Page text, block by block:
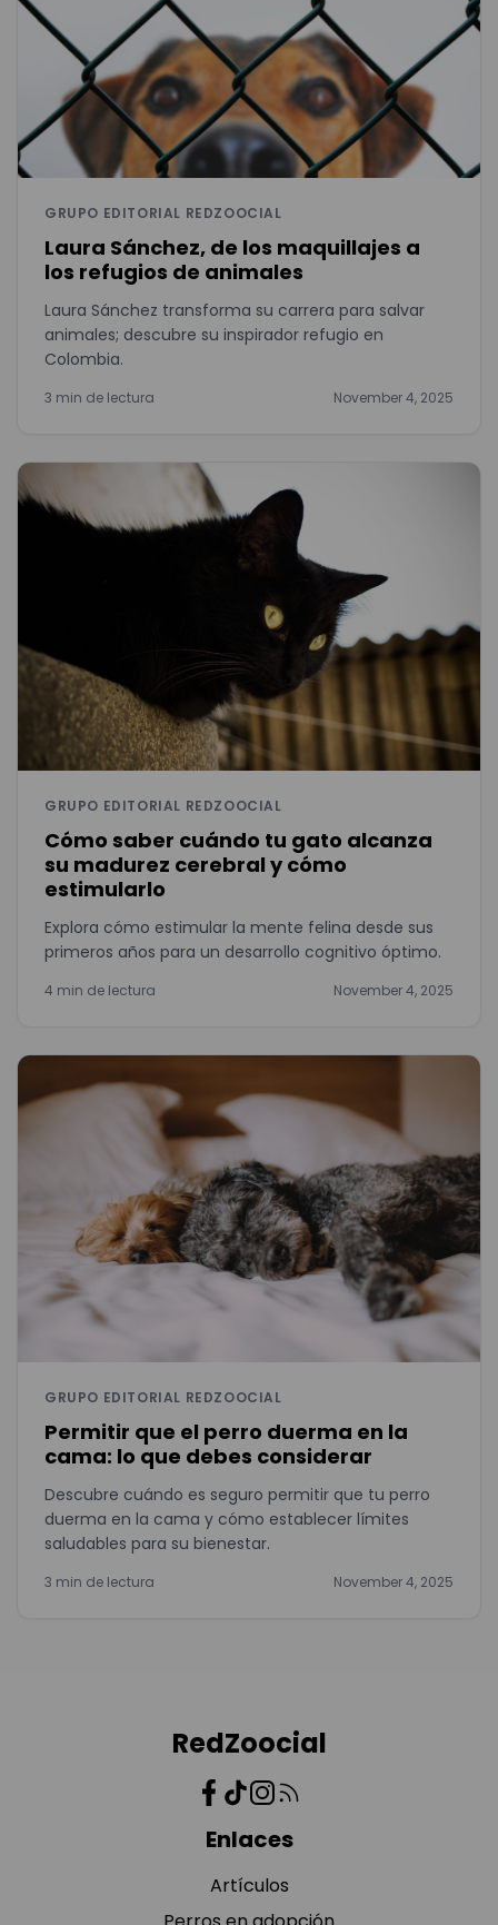
GRUPO EDITORIAL REDZOOCIAL
Laura Sánchez, de los maquillajes a
los refugios de animales
Laura Sánchez transforma su carrera para salvar
animales; descubre su inspirador refugio en
Colombia.
3 min de lectura November 4, 2025
GRUPO EDITORIAL REDZOOCIAL
Cómo saber cuándo tu gato alcanza
su madurez cerebral y cómo
estimularlo
Explora cómo estimular la mente felina desde sus
primeros años para un desarrollo cognitivo óptimo.
4 min de lectura November 4, 2025
GRUPO EDITORIAL REDZOOCIAL
Permitir que el perro duerma en la
cama: lo que debes considerar
Descubre cuándo es seguro permitir que tu perro
duerma en la cama y cómo establecer límites
saludables para su bienestar.
3 min de lectura November 4, 2025
RedZoocial
Enlaces
Artículos